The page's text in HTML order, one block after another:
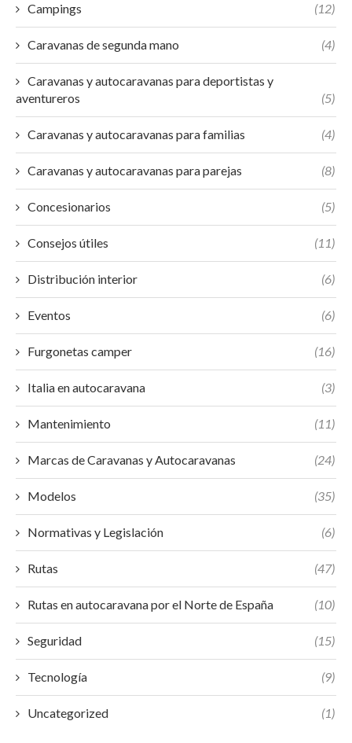
Campings (12)
Caravanas de segunda mano (4)
Caravanas y autocaravanas para deportistas y
aventureros
(5)
Caravanas y autocaravanas para familias (4)
Caravanas y autocaravanas para parejas (8)
Concesionarios (5)
Consejos útiles (11)
Distribución interior (6)
Eventos (6)
Furgonetas camper (16)
Italia en autocaravana (3)
Mantenimiento (11)
Marcas de Caravanas y Autocaravanas (24)
Modelos (35)
Normativas y Legislación (6)
Rutas (47)
Rutas en autocaravana por el Norte de España (10)
Seguridad (15)
Tecnología (9)
Uncategorized (1)